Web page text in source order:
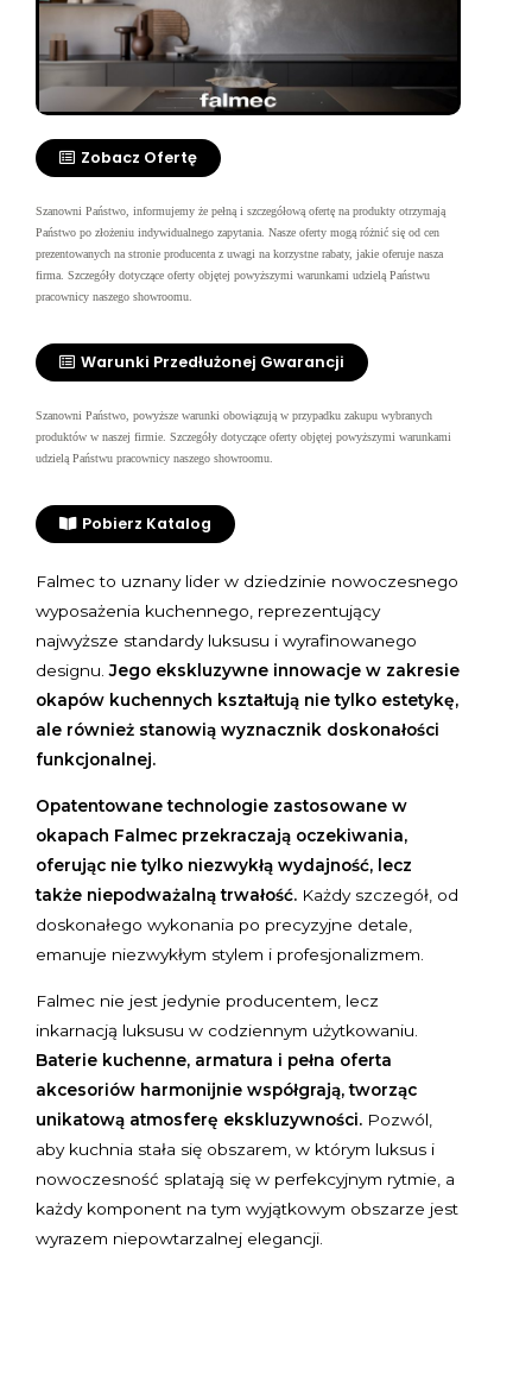
Zobacz Ofertę
Szanowni Państwo, informujemy że pełną i szczegółową ofertę na produkty otrzymają
Państwo po złożeniu indywidualnego zapytania. Nasze oferty mogą różnić się od cen
prezentowanych na stronie producenta z uwagi na korzystne rabaty, jakie oferuje nasza
firma. Szczegóły dotyczące oferty objętej powyższymi warunkami udzielą Państwu
pracownicy naszego showroomu.
Warunki Przedłużonej Gwarancji
Szanowni Państwo, powyższe warunki obowiązują w przypadku zakupu wybranych
produktów w naszej firmie. Szczegóły dotyczące oferty objętej powyższymi warunkami
udzielą Państwu pracownicy naszego showroomu.
Pobierz Katalog
Falmec to uznany lider w dziedzinie nowoczesnego
wyposażenia kuchennego, reprezentujący
najwyższe standardy luksusu i wyrafinowanego
designu.Jego ekskluzywne innowacje w zakresie
okapów kuchennych kształtują nie tylko estetykę,
ale również stanowią wyznacznik doskonałości
funkcjonalnej.
Opatentowane technologie zastosowane w
okapach Falmec przekraczają oczekiwania,
oferując nie tylko niezwykłą wydajność, lecz
także niepodważalną trwałość. Każdy szczegół, od
doskonałego wykonania po precyzyjne detale,
emanuje niezwykłym stylem i profesjonalizmem.
Falmec nie jest jedynie producentem, lecz
inkarnacją luksusu w codziennym użytkowaniu.
Baterie kuchenne, armatura i pełna oferta
akcesoriów harmonijnie współgrają, tworząc
unikatową atmosferę ekskluzywności. Pozwól,
aby kuchnia stała się obszarem, w którym luksus i
nowoczesność splatają się w perfekcyjnym rytmie, a
każdy komponent na tym wyjątkowym obszarze jest
wyrazem niepowtarzalnej elegancji.